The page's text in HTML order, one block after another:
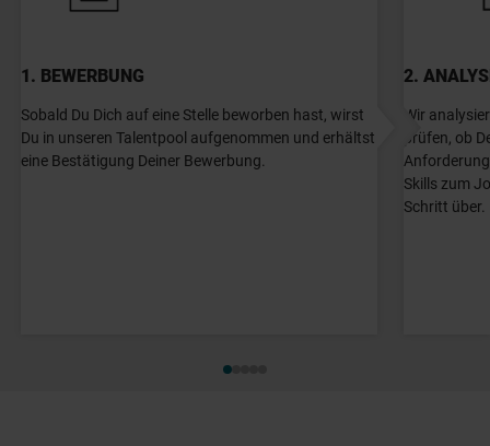
1. BEWERBUNG
Sobald Du Dich auf eine Stelle beworben hast, wirst
Du in unseren Talentpool aufgenommen und erhältst
eine Bestätigung Deiner Bewerbung.
2.
Wir
prüfen, ob
Skills zum
Schritt über.